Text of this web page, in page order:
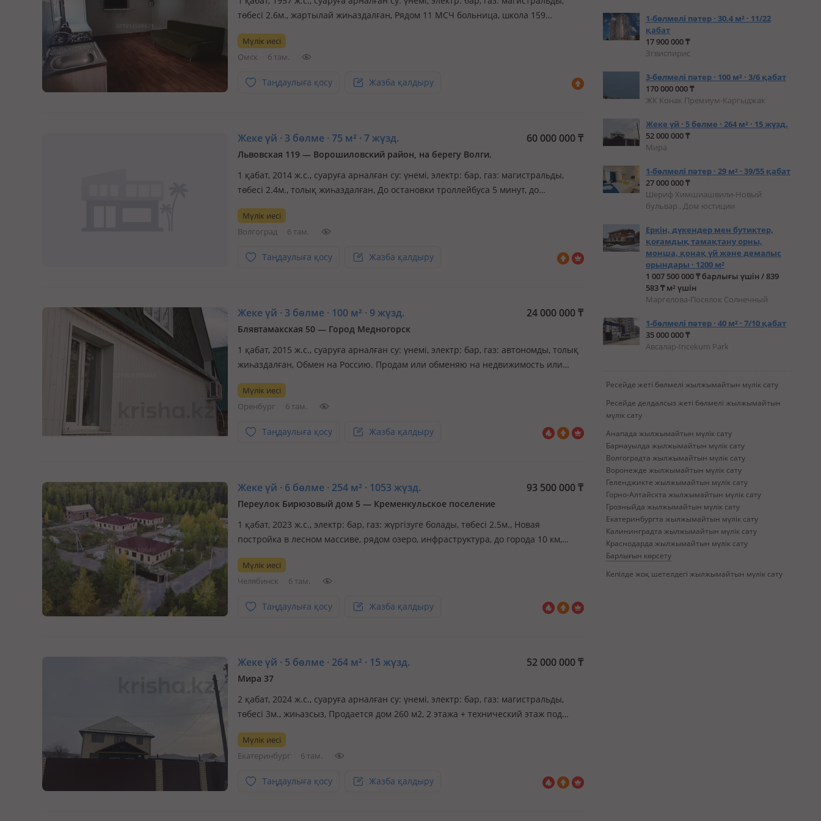
төбесі 2.6м., жартылай жиһаздалған, Рядом 11 МСЧ больница, школа 159
Мүлік иесі
Омск
6 там.
Таңдаулыға қосу Жазба қалдыру
Жеке үй · 3 бөлме · 75 м² · 7 жүзд. 60 000 000₸
Львовская 119 — Ворошиловский район, на берегу Волги.
1 қабат, 2014 ж.с., суаруға арналған су: үнемі, электр: бар, газ: магистральды,
төбесі 2.4м., толық жиһаздалған, До остановки троллейбуса 5 минут, до
географический центр города. вся инфраструктура в шаговой доступности. п…
Мүлік иесі
Волгоград
6 там.
Таңдаулыға қосу Жазба қалдыру
Жеке үй · 3 бөлме · 100 м² · 9 жүзд. 24 000 000₸
Блявтамакская 50 — Город Медногорск
1 қабат, 2015 ж.с., суаруға арналған су: үнемі, электр: бар, газ: автономды, толық
жиһаздалған, Обмен на Россию. Продам или обменяю на недвижимость или
газу городе Мдногорск (от Орска 60км) микрорайон Блявтамак с действующ…
Мүлік иесі
Оренбург
6 там.
Таңдаулыға қосу Жазба қалдыру
Жеке үй · 6 бөлме · 254 м² · 1053 жүзд. 93 500 000₸
Переулок Бирюзовый дом 5 — Кременкульское поселение
1 қабат, 2023 ж.с., электр: бар, газ: жүргізуге болады, төбесі 2.5м., Новая
постройка в лесном массиве, рядом озеро, инфраструктура, до города 10 км,
Мүлік иесі
Челябинск
6 там.
Таңдаулыға қосу Жазба қалдыру
Жеке үй · 5 бөлме · 264 м² · 15 жүзд. 52 000 000₸
Мира 37
2 қабат, 2024 ж.с., суаруға арналған су: үнемі, электр: бар, газ: магистральды,
төбесі 3м., жиһазсыз, Продается дом 260 м2, 2 этажа + технический этаж под
заасфальтирована 2024 г, въезд во двор тоже. Откатные ворота ши…
Мүлік иесі
Екатеринбург
6 там.
Таңдаулыға қосу Жазба қалдыру
1-бөлмелі пәтер · 30.4 м² · 11/22
қабат
17 900 000 ₸
Згвиспирис
3-бөлмелі пәтер · 100 м² · 3/6 қабат
170 000 000 ₸
ЖК Конак Премиум-Каргыджак
Жеке үй · 5 бөлме · 264 м² · 15 жүзд.
52 000 000 ₸
Мира
1-бөлмелі пәтер · 29 м² · 39/55 қабат
27 000 000 ₸
Шериф Химшиашвили-Новый
бульвар , Дом юстиции
Еркін, дүкендер мен бутиктер,
қоғамдық тамақтану орны,
монша, қонақ үй және демалыс
орындары · 1200 м²
1 007 500 000 ₸ барлығы үшін / 839
583 ₸ м² үшін
Маргелова-Поселок Солнечный
1-бөлмелі пәтер · 40 м² · 7/10 қабат
35 000 000 ₸
Авсалар-Incekum Park
Ресейде жеті бөлмелі жылжымайтын мүлік сату
Ресейде делдалсыз жеті бөлмелі жылжымайтын
мүлік сату
Анапада жылжымайтын мүлік сату
Барнауылда жылжымайтын мүлік сату
Волгоградта жылжымайтын мүлік сату
Воронежде жылжымайтын мүлік сату
Геленджикте жылжымайтын мүлік сату
Горно-Алтайскта жылжымайтын мүлік сату
Грозныйда жылжымайтын мүлік сату
Екатеринбургта жылжымайтын мүлік сату
Калининградта жылжымайтын мүлік сату
Краснодарда жылжымайтын мүлік сату
Барлығын көрсету
Кепілде жоқ шетелдегі жылжымайтын мүлік сату